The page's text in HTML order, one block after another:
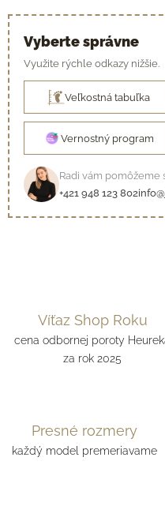
Vyberte správne
Využite rýchle odkazy nižšie.
Veľkostná tabuľka
Vernostný program
Radi vám pomôžeme
+421 948 123 802
Víťaz Shop Roku
cena odbornej poroty
za rok 2025
Presné rozmery
každý model premeriavame